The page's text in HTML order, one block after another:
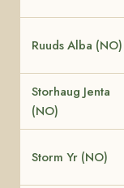
Ruuds Alba (NO)
Storhaug Jenta
(NO)
Storm Yr (NO)